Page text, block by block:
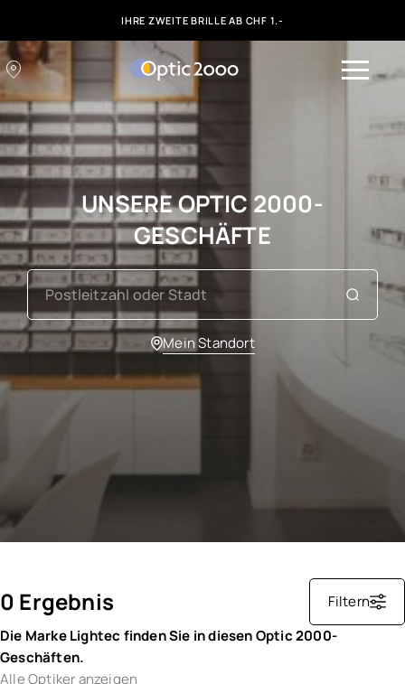
IHRE ZWEITE BRILLE AB CHF 1.-
UNSERE OPTIC 2000-
GESCHÄFTE
Mein Standort
0 Ergebnis
Filtern
Die Marke Lightec finden Sie in diesen Optic 2000-
Geschäften.
Alle Optiker anzeigen